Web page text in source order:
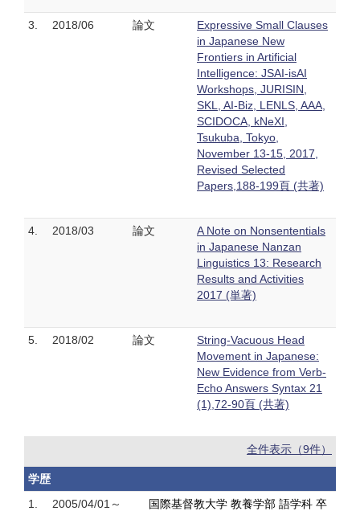
3. 2018/06 論文
Expressive Small Clauses
in Japanese New
Frontiers in Artificial
Intelligence: JSAI-isAI
Workshops, JURISIN,
SKL, AI-Biz, LENLS, AAA,
SCIDOCA, kNeXI,
Tsukuba, Tokyo,
November 13-15, 2017,
Revised Selected
Papers,188-199頁 (共著)
4. 2018/03 論文
A Note on Nonsententials
in Japanese Nanzan
Linguistics 13: Research
Results and Activities
2017 (単著)
5. 2018/02 論文
String-Vacuous Head
Movement in Japanese:
New Evidence from Verb-
Echo Answers Syntax 21
(1),72-90頁 (共著)
全件表示（9件）
学歴
1.
2005/04/01～
国際基督教大学 教養学部 語学科 卒